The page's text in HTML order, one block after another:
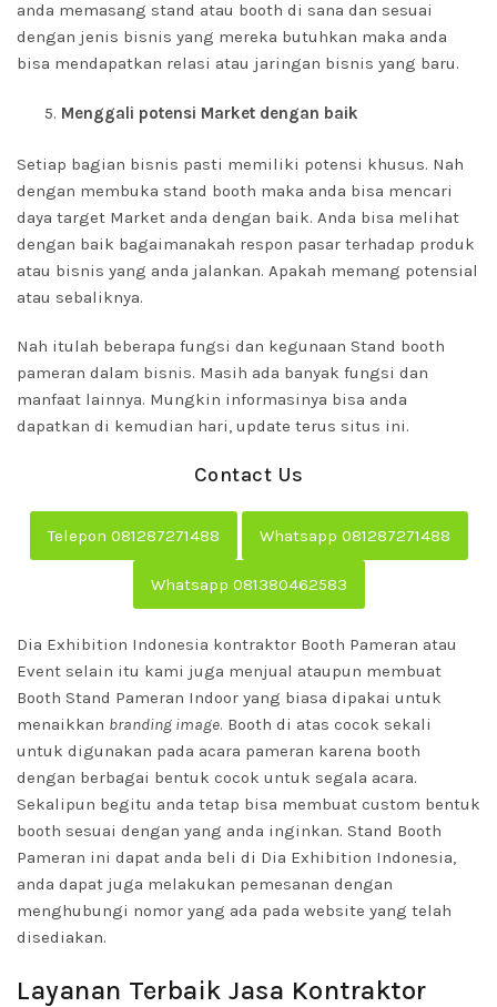
anda memasang stand atau booth di sana dan sesuai
dengan jenis bisnis yang mereka butuhkan maka anda
bisa mendapatkan relasi atau jaringan bisnis yang baru.
Menggali potensi Market dengan baik
Setiap bagian bisnis pasti memiliki potensi khusus. Nah
dengan membuka stand booth maka anda bisa mencari
daya target Market anda dengan baik. Anda bisa melihat
dengan baik bagaimanakah respon pasar terhadap produk
atau bisnis yang anda jalankan. Apakah memang potensial
atau sebaliknya.
Nah itulah beberapa fungsi dan kegunaan Stand booth
pameran dalam bisnis. Masih ada banyak fungsi dan
manfaat lainnya. Mungkin informasinya bisa anda
dapatkan di kemudian hari, update terus situs ini.
Contact Us
Telepon 081287271488 Whatsapp 081287271488
Whatsapp 081380462583
Dia Exhibition Indonesia kontraktor Booth Pameran atau
Event selain itu kami juga menjual ataupun membuat
Booth Stand Pameran Indoor yang biasa dipakai untuk
menaikkan branding image. Booth di atas cocok sekali
untuk digunakan pada acara pameran karena booth
dengan berbagai bentuk cocok untuk segala acara.
Sekalipun begitu anda tetap bisa membuat custom bentuk
booth sesuai dengan yang anda inginkan. Stand Booth
Pameran ini dapat anda beli di Dia Exhibition Indonesia,
anda dapat juga melakukan pemesanan dengan
menghubungi nomor yang ada pada website yang telah
disediakan.
Layanan Terbaik Jasa Kontraktor